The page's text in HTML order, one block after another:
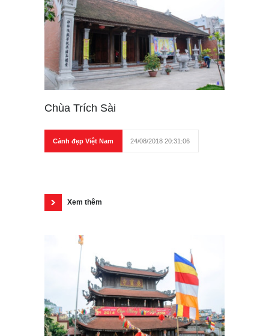
Chùa Trích Sài
Cảnh đẹp Việt Nam 24/08/2018 20:31:06
Xem thêm